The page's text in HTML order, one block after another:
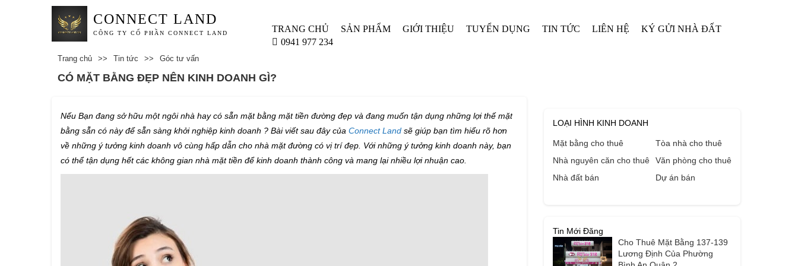
CONNECT LAND
CÔNG TY CỔ PHẦN CONNECT LAND TRANG CHỦ SẢN PHẨM GIỚI THIỆU TUYỂN DỤNG TIN TỨC LIÊN HỆ
KÝ GỬI NHÀ ĐẤT
0941 977 234
Trang chủ >> Tin tức >> Góc tư vấn
CÓ MẶT BẰNG ĐẸP NÊN KINH DOANH GÌ?
Nếu Bạn đang sở hữu một ngôi nhà hay có sẵn mặt bằng mặt tiền đường đẹp và đang muốn tận dụng những lợi thế mặt
bằng sẵn có này để sẵn sàng khởi nghiệp kinh doanh ? Bài viết sau đây của Connect Land sẽ giúp bạn tìm hiểu rõ hơn
về những ý tưởng kinh doanh vô cùng hấp dẫn cho nhà mặt đường có vị trí đẹp. Với những ý tưởng kinh doanh này, bạn
có thể tận dụng hết các không gian nhà mặt tiền để kinh doanh thành công và mang lại nhiều lợi nhuận cao.
LOẠI HÌNH KINH DOANH
Mặt bằng cho thuê
Nhà nguyên căn cho thuê
Nhà đất bán
Tòa nhà cho thuê
Văn phòng cho thuê
Dự án bán
Tin Mới Đăng
Cho Thuê Mặt Bằng 137-139
Lương Định Của Phường